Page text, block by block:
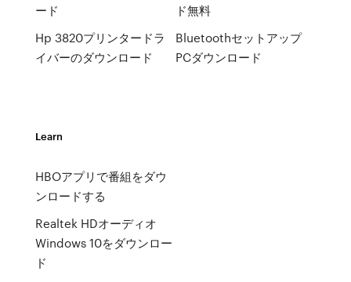
ード
Hp 3820プリンタードラ
イバーのダウンロード
ド無料
Bluetoothセットアップ
PCダウンロード
Learn
HBOアプリで番組をダウ
ンロードする
Realtek HDオーディオ
Windows 10をダウンロー
ド